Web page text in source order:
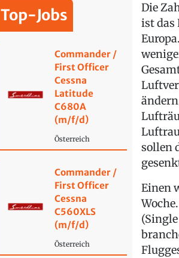
Top-Jobs
Commander /
First Officer
Cessna
Latitude
C680A
(m/f/d)
Österreich
Commander /
First Officer
Cessna
C560XLS
(m/f/d)
Österreich
Die
ist das
sollen
Einen